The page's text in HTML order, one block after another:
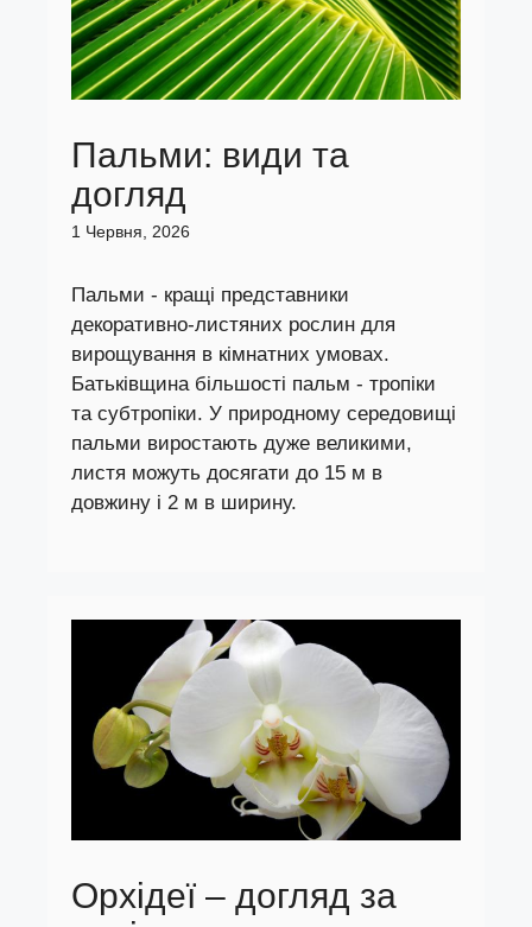
Пальми: види та
догляд
1 Червня, 2026
Пальми - кращі представники
декоративно-листяних рослин для
вирощування в кімнатних умовах.
Батьківщина більшості пальм - тропіки
та субтропіки. У природному середовищі
пальми виростають дуже великими,
листя можуть досягати до 15 м в
довжину і 2 м в ширину.
Орхідеї – догляд за